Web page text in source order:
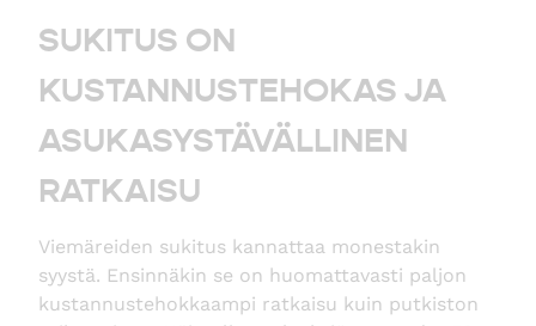
SUKITUS ON
KUSTANNUSTEHOKAS JA
ASUKASYSTÄVÄLLINEN
RATKAISU
Viemäreiden sukitus kannattaa monestakin
syystä. Ensinnäkin se on huomattavasti paljon
kustannustehokkaampi ratkaisu kuin putkiston